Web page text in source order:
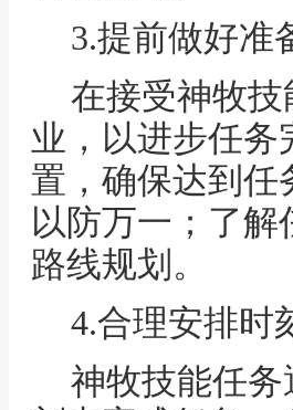
3.提前做好准
在接受神牧
业，以进步任务
置，确保达到任
以防万一；了
路线规划。
4.合理安排时
神牧技能任